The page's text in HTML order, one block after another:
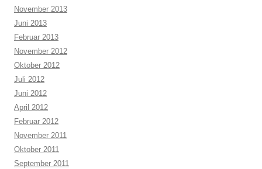
November 2013
Juni 2013
Februar 2013
November 2012
Oktober 2012
Juli 2012
Juni 2012
April 2012
Februar 2012
November 2011
Oktober 2011
September 2011